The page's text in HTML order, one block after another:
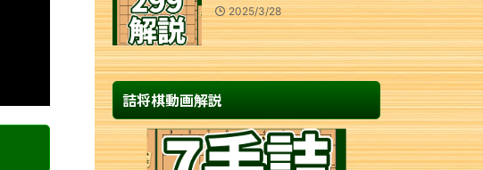
2025/3/28
詰将棋動画解説